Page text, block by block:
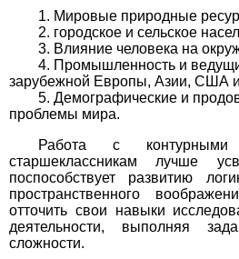
Русский
2 3 4 5 6 7
1
2 3
Физика
1
2 3 4 5 6 7
Французский
Мировые природные
городское и сельское
Влияние человека на
Промышленность и
зарубежной Европы, Азии, США
Демографические и
проблемы мира.
Работа с контурными
старшеклассникам лучше
поспособствует развитию
пространственного
отточить свои навыки
деятельности, выполняя
сложности.